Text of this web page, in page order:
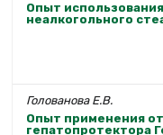
Опыт
неалкогольного
Голованова Е.В.
Опыт применения
гепатопротектора